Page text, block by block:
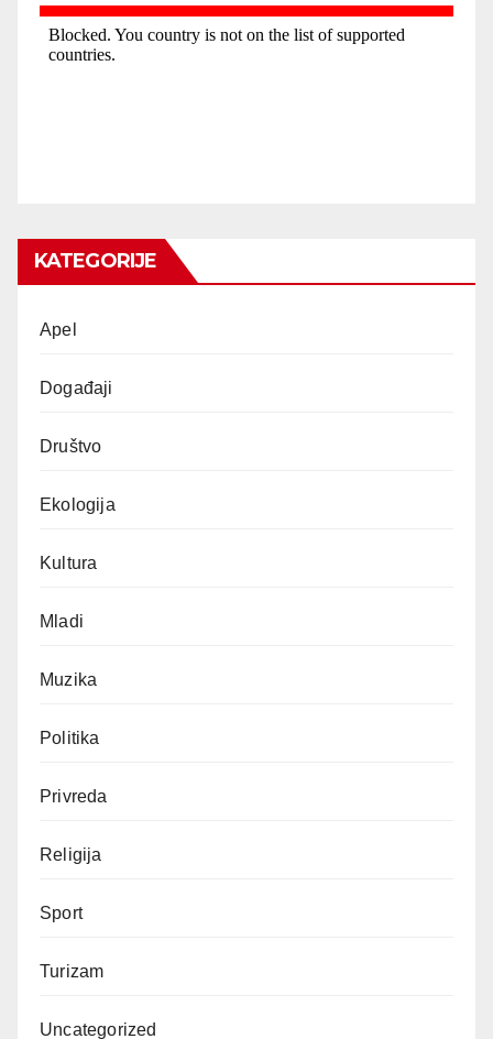
KATEGORIJE
Apel
Događaji
Društvo
Ekologija
Kultura
Mladi
Muzika
Politika
Privreda
Religija
Sport
Turizam
Uncategorized